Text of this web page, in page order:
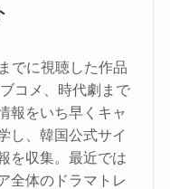
でに視聴した作品
コメ、時代劇まで
報をいち早くキャ
し、韓国公式サイ
を収集。最近では
全体のドラマトレ